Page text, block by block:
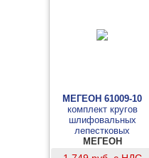
МЕГЕОН 61009-10
комплект кругов
шлифовальных
лепестковых
МЕГЕОН